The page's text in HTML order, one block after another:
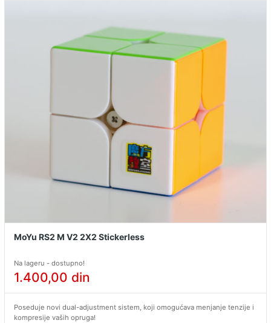
MoYu RS2 M V2 2X2 Stickerless
Na lageru - dostupno!
1.400,00 din
Poseduje novi dual-adjustment sistem, koji omogućava menjanje tenzije i
kompresije vaših opruga!